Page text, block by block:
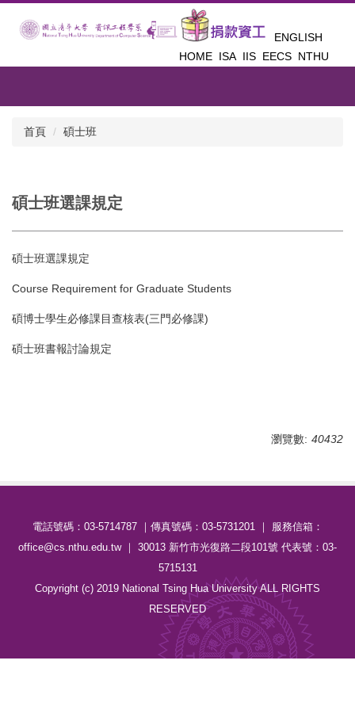
ENGLISH
HOME ISA IIS EECS NTHU
首頁 碩士班
碩士班選課規定
碩士班選課規定
Course Requirement for Graduate Students
碩博士學生必修課目查核表(三門必修課)
碩士班書報討論規定
瀏覽數: 40432
電話號碼：03-5714787 ｜傳真號碼：03-5731201 ｜ 服務信箱：
office@cs.nthu.edu.tw ｜ 30013 新竹市光復路二段101號 代表號：03-
5715131
Copyright (c) 2019 National Tsing Hua University ALL RIGHTS
RESERVED